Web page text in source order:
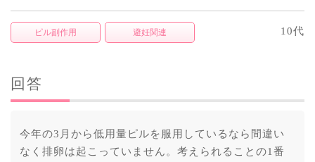
ピル副作用 避妊関連 10代
回答
今年の3月から低用量ピルを服用しているなら間違い
なく排卵は起こっていません。考えられることの1番